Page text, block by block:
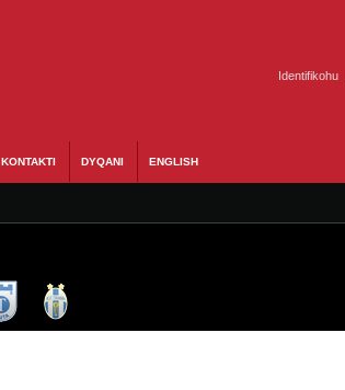
Identifikohu
KONTAKTI DYQANI ENGLISH